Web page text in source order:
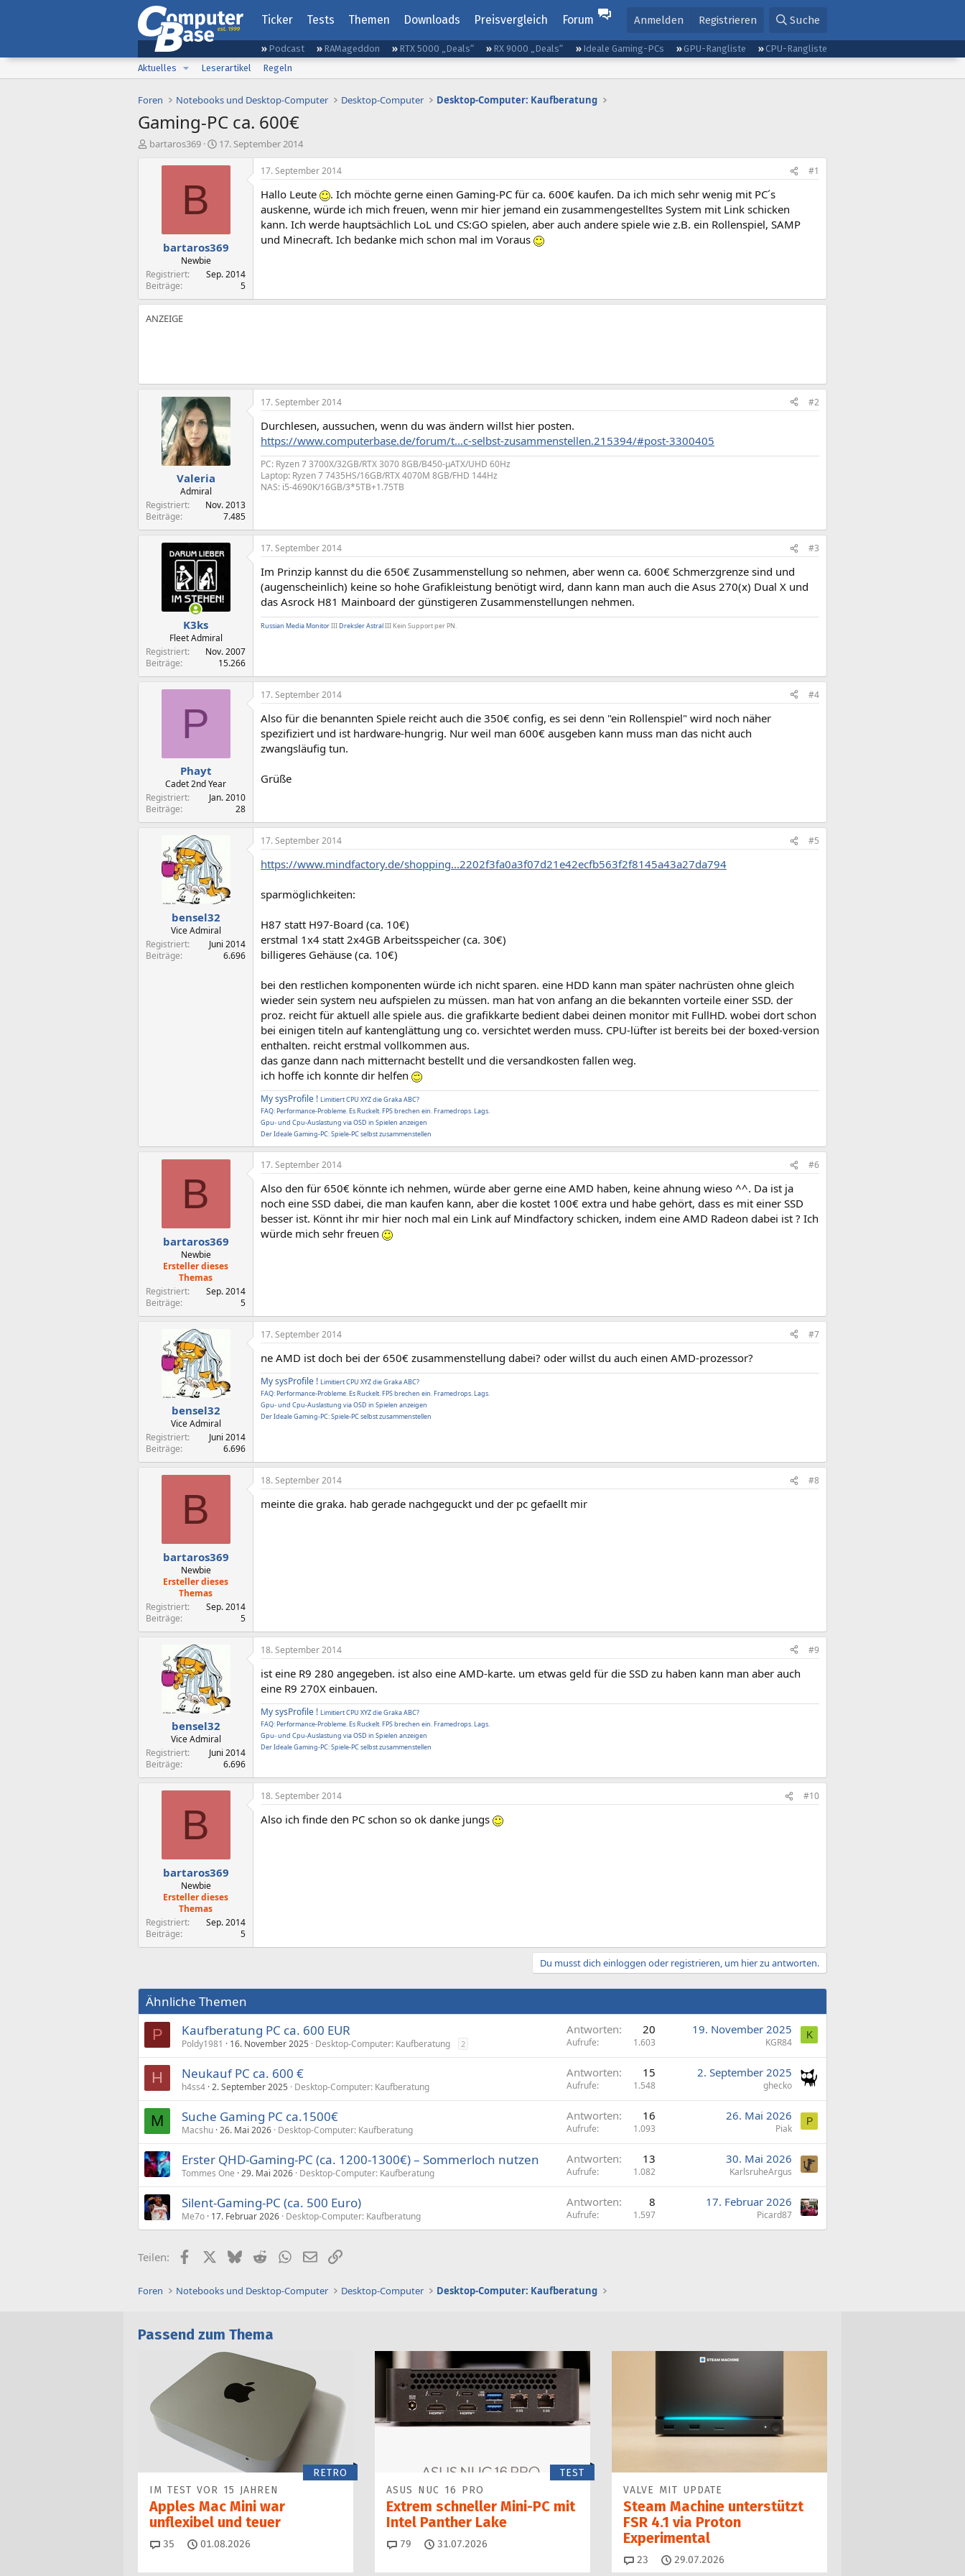
Ticker Tests Themen Downloads Preisvergleich Forum Anmelden Registrieren Suche
Podcast RAMageddon RTX 5000 „Deals“ RX 9000 „Deals“ Ideale Gaming-PCs GPU-Rangliste
CPU-Rangliste
Aktuelles
Leserartikel Regeln
Foren Notebooks und Desktop-Computer Desktop-Computer Desktop-Computer: Kaufberatung
Gaming-PC ca. 600€
E
bartaros369
E
s
t
a
17. September 2014
B
bartaros369
Newbie
Registriert
Sep. 2014
Beiträge
5
17. September 2014 #1
Hallo Leute
. Ich möchte gerne einen Gaming-PC für ca. 600€ kaufen. Da ich mich sehr wenig mit PC´s
auskenne, würde ich mich freuen, wenn mir hier jemand ein zusammengestelltes System mit Link schicken
kann. Ich werde hauptsächlich LoL und CS:GO spielen, aber auch andere spiele wie z.B. ein Rollenspiel, SAMP
und Minecraft. Ich bedanke mich schon mal im Voraus
Valeria
Admiral
Registriert
Nov. 2013
Beiträge
7.485
17. September 2014 #2
Durchlesen, aussuchen, wenn du was ändern willst hier posten.
https://www.computerbase.de/forum/t...c-selbst-zusammenstellen.215394/#post-3300405
PC: Ryzen 7 3700X/32GB/RTX 3070 8GB/B450-µATX/UHD 60Hz
Laptop: Ryzen 7 7435HS/16GB/RTX 4070M 8GB/FHD 144Hz
NAS: i5-4690K/16GB/3*5TB+1.75TB
K3ks
Fleet Admiral
Registriert
Nov. 2007
Beiträge
15.266
17. September 2014 #3
Im Prinzip kannst du die 650€ Zusammenstellung so nehmen, aber wenn ca. 600€ Schmerzgrenze sind und
(augenscheinlich) keine so hohe Grafikleistung benötigt wird, dann kann man auch die Asus 270(x) Dual X und
das Asrock H81 Mainboard der günstigeren Zusammenstellungen nehmen.
Russian Media MonitorIIIDreksler AstralIII Kein Support per PN.
P
Phayt
Cadet 2nd Year
Registriert
Jan. 2010
Beiträge
28
17. September 2014 #4
Also für die benannten Spiele reicht auch die 350€ config, es sei denn "ein Rollenspiel" wird noch näher
spezifiziert und ist hardware-hungrig. Nur weil man 600€ ausgeben kann muss man das nicht auch
zwangsläufig tun.
Grüße
bensel32
Vice Admiral
Registriert
Juni 2014
Beiträge
6.696
17. September 2014 #5
https://www.mindfactory.de/shopping...2202f3fa0a3f07d21e42ecfb563f2f8145a43a27da794
sparmöglichkeiten:
H87 statt H97-Board (ca. 10€)
erstmal 1x4 statt 2x4GB Arbeitsspeicher (ca. 30€)
billigeres Gehäuse (ca. 10€)
bei den restlichen komponenten würde ich nicht sparen. eine HDD kann man später nachrüsten ohne gleich
wieder sein system neu aufspielen zu müssen. man hat von anfang an die bekannten vorteile einer SSD. der
proz. reicht für aktuell alle spiele aus. die grafikkarte bedient dabei deinen monitor mit FullHD. wobei dort schon
bei einigen titeln auf kantenglättung ung co. versichtet werden muss. CPU-lüfter ist bereits bei der boxed-version
enthalten. reicht erstmal vollkommen aus.
das ganze dann nach mitternacht bestellt und die versandkosten fallen weg.
ich hoffe ich konnte dir helfen
My sysProfile ! Limitiert CPU XYZ die Graka ABC?
FAQ: Performance-Probleme. Es Ruckelt. FPS brechen ein. Framedrops. Lags.
Gpu- und Cpu-Auslastung via OSD in Spielen anzeigen
Der Ideale Gaming-PC: Spiele-PC selbst zusammenstellen
B
bartaros369
Newbie
Ersteller dieses
Themas
Registriert
Sep. 2014
Beiträge
5
17. September 2014 #6
Also den für 650€ könnte ich nehmen, würde aber gerne eine AMD haben, keine ahnung wieso ^^. Da ist ja
noch eine SSD dabei, die man kaufen kann, aber die kostet 100€ extra und habe gehört, dass es mit einer SSD
besser ist. Könnt ihr mir hier noch mal ein Link auf Mindfactory schicken, indem eine AMD Radeon dabei ist ? Ich
würde mich sehr freuen
bensel32
Vice Admiral
Registriert
Juni 2014
Beiträge
6.696
17. September 2014 #7
ne AMD ist doch bei der 650€ zusammenstellung dabei? oder willst du auch einen AMD-prozessor?
My sysProfile ! Limitiert CPU XYZ die Graka ABC?
FAQ: Performance-Probleme. Es Ruckelt. FPS brechen ein. Framedrops. Lags.
Gpu- und Cpu-Auslastung via OSD in Spielen anzeigen
Der Ideale Gaming-PC: Spiele-PC selbst zusammenstellen
B
bartaros369
Newbie
Ersteller dieses
Themas
Registriert
Sep. 2014
Beiträge
5
18. September 2014 #8
meinte die graka. hab gerade nachgeguckt und der pc gefaellt mir
bensel32
Vice Admiral
Registriert
Juni 2014
Beiträge
6.696
18. September 2014 #9
ist eine R9 280 angegeben. ist also eine AMD-karte. um etwas geld für die SSD zu haben kann man aber auch
eine R9 270X einbauen.
My sysProfile ! Limitiert CPU XYZ die Graka ABC?
FAQ: Performance-Probleme. Es Ruckelt. FPS brechen ein. Framedrops. Lags.
Gpu- und Cpu-Auslastung via OSD in Spielen anzeigen
Der Ideale Gaming-PC: Spiele-PC selbst zusammenstellen
B
bartaros369
Newbie
Ersteller dieses
Themas
Registriert
Sep. 2014
Beiträge
5
18. September 2014 #10
Also ich finde den PC schon so ok danke jungs
Du musst dich einloggen oder registrieren, um hier zu antworten.
Ähnliche Themen
P Kaufberatung PC ca. 600 EUR
Poldy1981 16. November 2025 Desktop-Computer: Kaufberatung 2
Antworten 20
Aufrufe 1.603
19. November 2025
KGR84
K
H Neukauf PC ca. 600 €
h4ss4 2. September 2025 Desktop-Computer: Kaufberatung
Antworten 15
Aufrufe 1.548
2. September 2025
ghecko
M Suche Gaming PC ca.1500€
Macshu 26. Mai 2026 Desktop-Computer: Kaufberatung
Antworten 16
Aufrufe 1.093
26. Mai 2026
Piak
P
Erster QHD-Gaming-PC (ca. 1200-1300€) – Sommerloch nutzen
Tommes One 29. Mai 2026 Desktop-Computer: Kaufberatung
Antworten 13
Aufrufe 1.082
30. Mai 2026
KarlsruheArgus
Silent-Gaming-PC (ca. 500 Euro)
Me7o 17. Februar 2026 Desktop-Computer: Kaufberatung
Antworten 8
Aufrufe 1.597
17. Februar 2026
Picard87
Teilen: FacebookX (Twitter)
BlueskyRedditWhatsApp
E-MailLink
Foren Notebooks und Desktop-Computer Desktop-Computer Desktop-Computer: Kaufberatung
Passend zum Thema
RETRO
IM TEST VOR 15 JAHREN
Apples Mac Mini war
unflexibel und teuer
35 Kommentare
01.08.2026
TEST
ASUS NUC 16 PRO
Extrem schneller Mini-PC mit
Intel Panther Lake
79 Kommentare
31.07.2026
VALVE MIT UPDATE
Steam Machine unterstützt
FSR 4.1 via Proton
Experimental
23 Kommentare
29.07.2026